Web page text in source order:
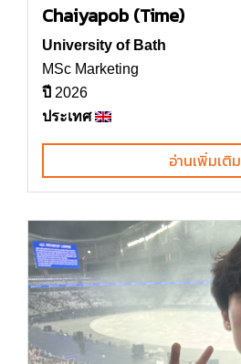
Chaiyapob (Time)
University of Bath
MSc Marketing
ปี 2026
ประเทศ
อ่านเพิ่มเติม